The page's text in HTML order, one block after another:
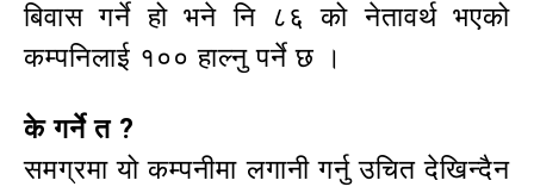
बिवास गर्ने हो भने नि ८६ को नेतावर्थ भएको
कम्पनिलाई १०० हाल्नु पर्ने छ ।
के गर्ने त ?
समग्रमा यो कम्पनीमा लगानी गर्नु उचित देखिन्दैन